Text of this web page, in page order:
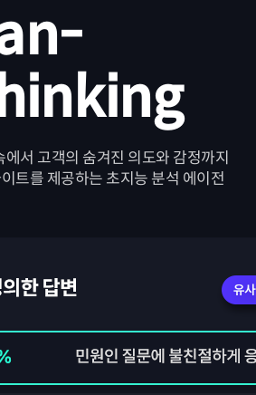
에서 고객의 숨겨진 의도와 감정까지
이트를 제공하는 초지능 분석 에이전